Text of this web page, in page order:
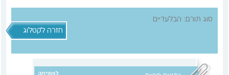
סוג תורם: הבלעדיים
חזרה לקטלוג